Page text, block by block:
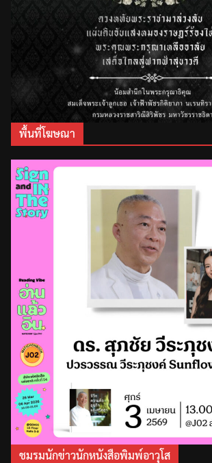
พื้นที่โฆษณา
ชมรมนักข่าวนักหนังสือพิมพ์อาวุโส